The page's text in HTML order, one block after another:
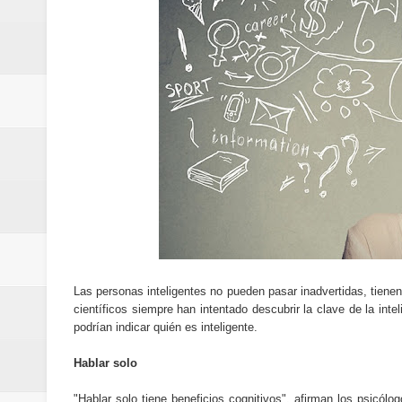
Cómo la tecnología está
Aplicaciones para gestionar
Guía completa para entender la
La noticia tecnológica más
Cómo ha cambiado la forma de
Cómo una polémica en redes
Cómo funcionan los algoritmos
Curiosidades tecnológicas que
Tendencias tecnológicas que
Las personas inteligentes no pueden pasar inadvertidas,
científicos siempre han intentado descubrir la clave de la
podrían indicar quién es inteligente.
Hablar solo
"Hablar solo tiene beneficios cognitivos", afirman los